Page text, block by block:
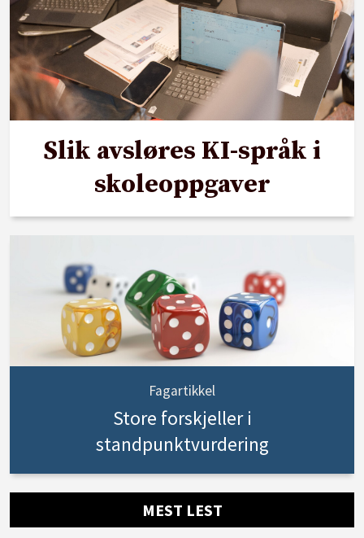
Slik avsløres KI-språk i
skoleoppgaver
Fagartikkel
Store forskjeller i
standpunktvurdering
MEST LEST